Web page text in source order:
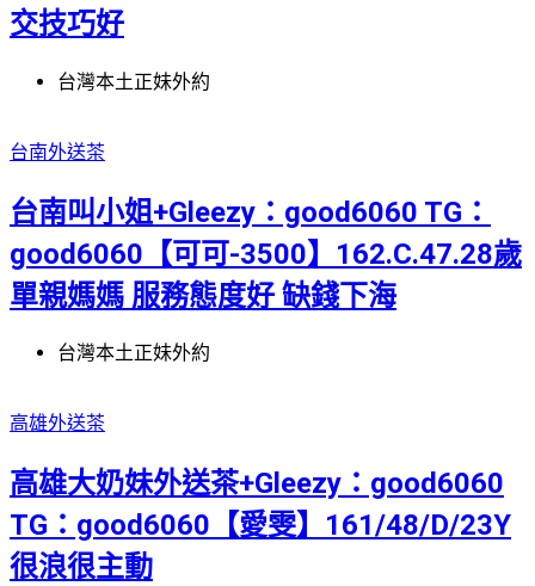
交技巧好
台灣本土正妹外約
台南外送茶
台南叫小姐+Gleezy：good6060 TG：
good6060【可可-3500】162.C.47.28歲
單親媽媽 服務態度好 缺錢下海
台灣本土正妹外約
高雄外送茶
高雄大奶妹外送茶+Gleezy：good6060
TG：good6060【愛雯】161/48/D/23Y
很浪很主動